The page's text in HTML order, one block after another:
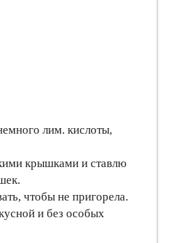
лим. кислоты,
крышками и ставлю
чтобы не пригорела.
и без особых